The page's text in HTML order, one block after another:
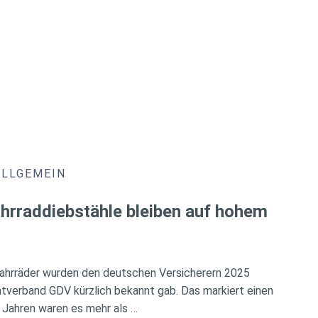
bleiben auf hohem
wurden den deutschen Versicherern 2025
GDV kürzlich bekannt gab. Das markiert einen
waren es mehr als …